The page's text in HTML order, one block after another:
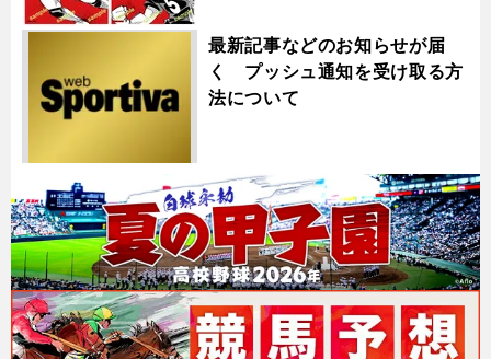
最新記事などのお知らせが届
く プッシュ通知を受け取る方
法について